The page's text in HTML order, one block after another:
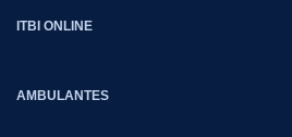
ITBI ONLINE
AMBULANTES